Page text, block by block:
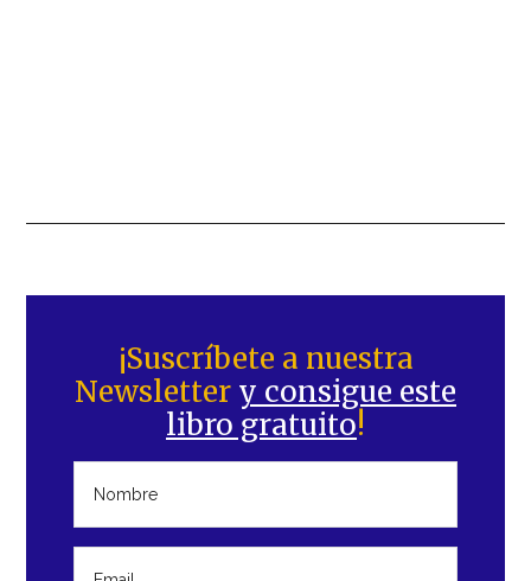
lateral
principal
¡Suscríbete a nuestra
Newsletter y consigue este
libro gratuito!